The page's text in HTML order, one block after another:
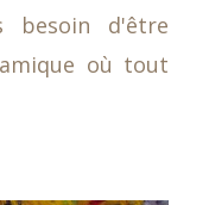
besoin d'être
où tout